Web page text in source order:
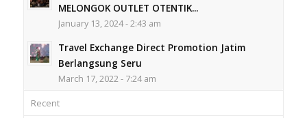
MELONGOK OUTLET OTENTIK...
January 13, 2024 - 2:43 am
Travel Exchange Direct Promotion Jatim
Berlangsung Seru
March 17, 2022 - 7:24 am
Recent